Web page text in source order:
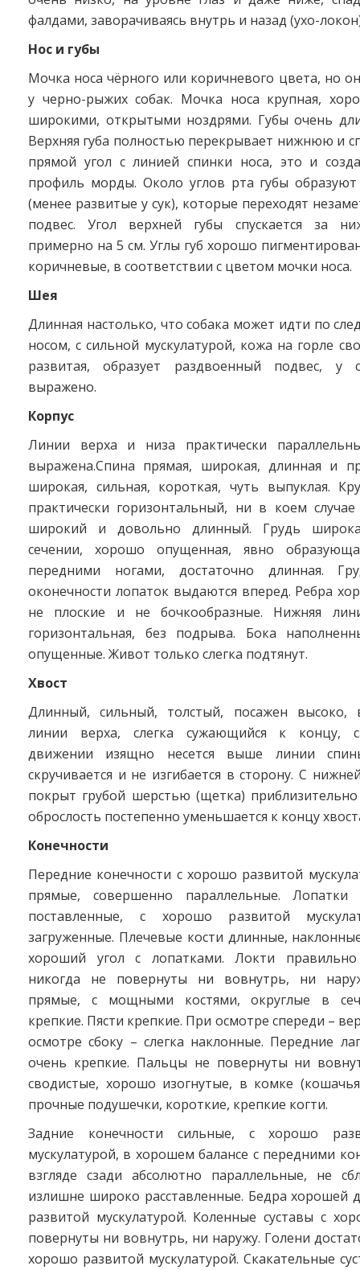
фалдами, заворачиваясь внутрь и назад (ухо-
Нос и губы
Мочка носа чёрного или коричневого цвета, но
у черно-рыжих собак. Мочка носа крупная,
широкими, открытыми ноздрями. Губы очень
Верхняя губа полностью перекрывает нижнюю и
прямой угол с линией спинки носа, это и
профиль морды. Около углов рта губы
(менее развитые у сук), которые переходят
подвес. Угол верхней губы спускается за
примерно на 5 см. Углы губ хорошо
коричневые, в соответствии с цветом мочки носа.
Шея
Длинная настолько, что собака может идти по
носом, с сильной мускулатурой, кожа на горле
развитая, образует раздвоенный подвес, у
выражено.
Корпус
Линии верха и низа практически
выражена.Спина прямая, широкая, длинная и
широкая, сильная, короткая, чуть выпуклая.
практически горизонтальный, ни в коем
широкий и довольно длинный. Грудь
сечении, хорошо опущенная, явно
передними ногами, достаточно длинная.
оконечности лопаток выдаются вперед. Ребра
не плоские и не бочкообразные. Нижняя
горизонтальная, без подрыва. Бока
опущенные. Живот только слегка подтянут.
Хвост
Длинный, сильный, толстый, посажен высоко,
линии верха, слегка сужающийся к концу,
движении изящно несется выше линии
скручивается и не изгибается в сторону. С
покрыт грубой шерстью (щетка)
оброслость постепенно уменьшается к концу
Конечности
Передние конечности с хорошо развитой
прямые, совершенно параллельные. Лопатки
поставленные, с хорошо развитой
загруженные. Плечевые кости длинные,
хороший угол с лопатками. Локти правильно
никогда не повернуты ни вовнутрь, ни
прямые, с мощными костями, округлые в
крепкие. Пясти крепкие. При осмотре спереди –
осмотре сбоку – слегка наклонные. Передние
очень крепкие. Пальцы не повернуты ни
сводистые, хорошо изогнутые, в комке
прочные подушечки, короткие, крепкие когти.
Задние конечности сильные, с хорошо
мускулатурой, в хорошем балансе с передними
взгляде сзади абсолютно параллельные, не
излишне широко расставленные. Бедра хорошей
развитой мускулатурой. Коленные суставы с
повернуты ни вовнутрь, ни наружу. Голени
хорошо развитой мускулатурой. Скакательные